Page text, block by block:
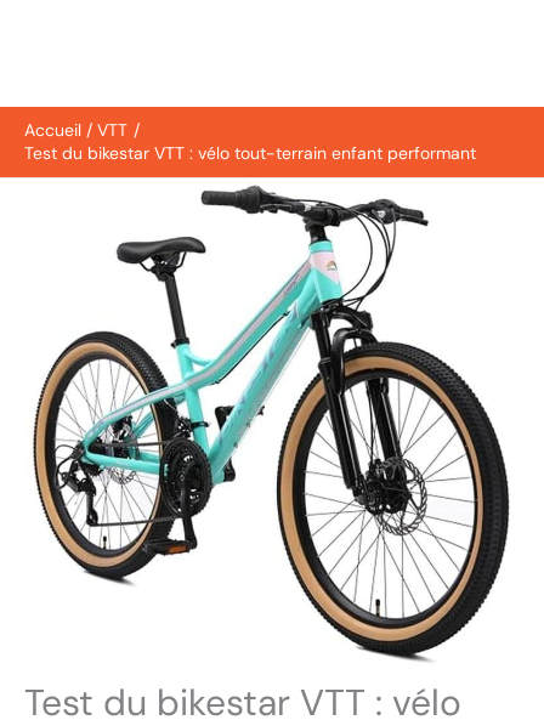
Accueil
VTT
Test du bikestar VTT : vélo tout-terrain enfant performant
Test du bikestar VTT : vélo